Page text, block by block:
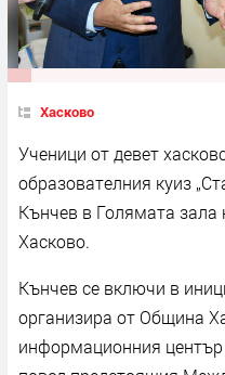
Хасково
Ученици от девет
образователния куиз
Кънчев в Голямата
Хасково.
Кънчев се включи в
организира от Община
информационния